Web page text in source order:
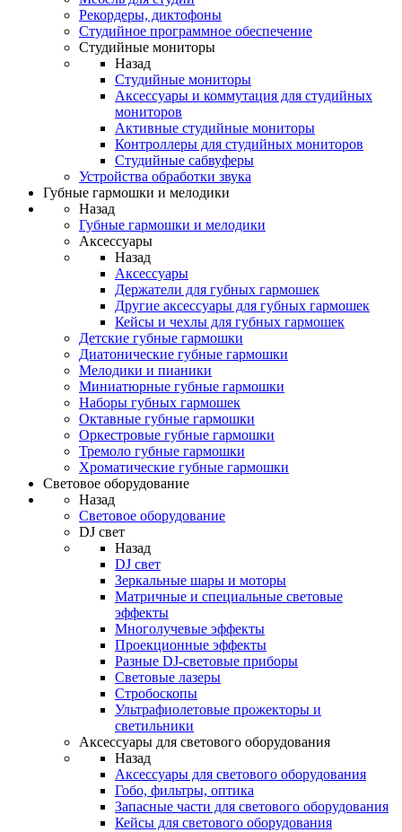
Рекордеры, диктофоны
Студийное программное обеспечение
Студийные мониторы
Назад
Студийные мониторы
Аксессуары и коммутация для студийных
мониторов
Активные студийные мониторы
Контроллеры для студийных мониторов
Студийные сабвуферы
Устройства обработки звука
Губные гармошки и мелодики
Назад
Губные гармошки и мелодики
Аксессуары
Назад
Аксессуары
Держатели для губных гармошек
Другие аксессуары для губных гармошек
Кейсы и чехлы для губных гармошек
Детские губные гармошки
Диатонические губные гармошки
Мелодики и пианики
Миниатюрные губные гармошки
Наборы губных гармошек
Октавные губные гармошки
Оркестровые губные гармошки
Тремоло губные гармошки
Хроматические губные гармошки
Световое оборудование
Назад
Световое оборудование
DJ свет
Назад
DJ свет
Зеркальные шары и моторы
Матричные и специальные световые
эффекты
Многолучевые эффекты
Проекционные эффекты
Разные DJ-световые приборы
Световые лазеры
Стробоскопы
Ультрафиолетовые прожекторы и
светильники
Аксессуары для светового оборудования
Назад
Аксессуары для светового оборудования
Гобо, фильтры, оптика
Запасные части для светового оборудования
Кейсы для светового оборудования